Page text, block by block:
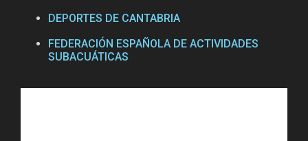
DEPORTES DE CANTABRIA
FEDERACIÓN ESPAÑOLA DE ACTIVIDADES
SUBACUÁTICAS